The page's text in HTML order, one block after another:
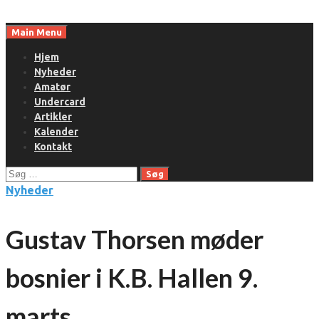
toMain Menu
Hjem
Nyheder
Amatør
Undercard
Artikler
Kalender
Kontakt
Søg
efter:
Nyheder
Gustav Thorsen møder
bosnier i K.B. Hallen 9.